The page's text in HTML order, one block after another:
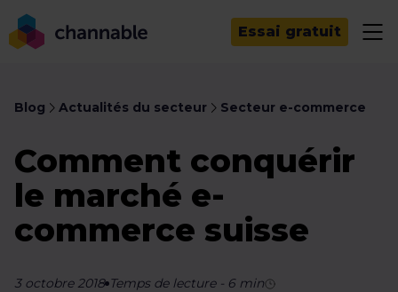
Essai gratuit
Blog Actualités du secteur Secteur e-commerce
Comment conquérir
le marché e-
commerce suisse
3 octobre 2018 Temps de lecture- 6 min